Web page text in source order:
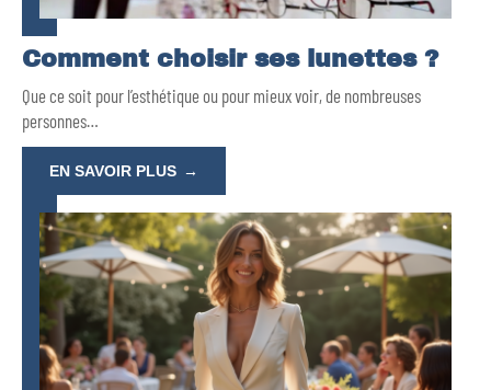
Comment choisir ses lunettes ?
Que ce soit pour l’esthétique ou pour mieux voir, de nombreuses
personnes…
EN SAVOIR PLUS